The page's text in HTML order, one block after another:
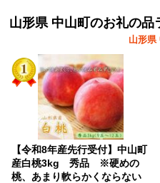
山形県 中山町のお礼の品
山形県
【令和8年産先行受付】中山町
産白桃3kg 秀品 ※硬めの
桃、あまり軟らかくならない